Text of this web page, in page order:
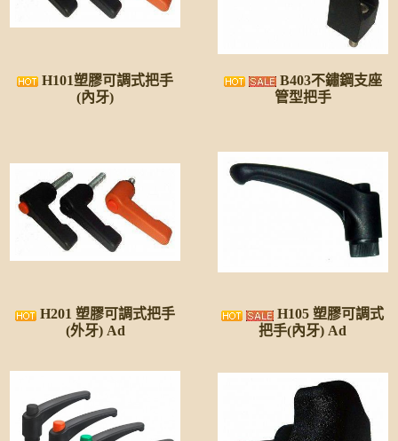
H101塑膠可調式把手
(內牙)
B403不鏽鋼支座
管型把手
H201 塑膠可調式把手
(外牙) Ad
H105 塑膠可調式
把手(內牙) Ad